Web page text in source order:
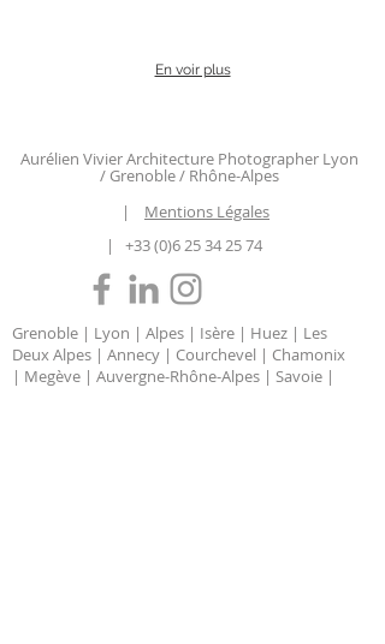
En voir plus
Aurélien Vivier Architecture Photographer Lyon
/ Grenoble / Rhône-Alpes
| Mentions Légales
| +33 (0)6 25 34 25 74
Grenoble | Lyon | Alpes | Isère | Huez | Les
Deux Alpes | Annecy | Courchevel | Chamonix
| Megève | Auvergne-Rhône-Alpes | Savoie |